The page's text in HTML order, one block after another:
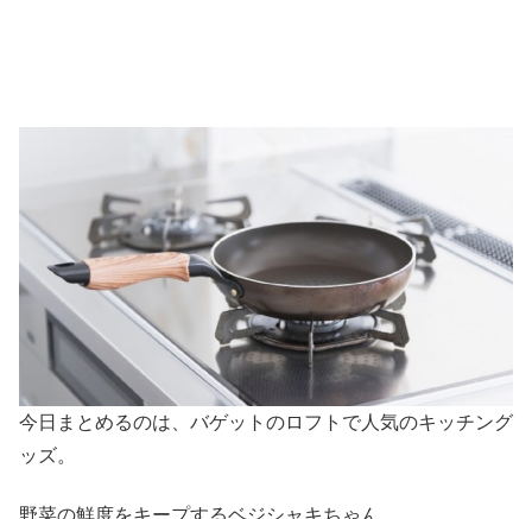
今日まとめるのは、バゲットのロフトで人気のキッチング
ッズ。
野菜の鮮度をキープするベジシャキちゃん